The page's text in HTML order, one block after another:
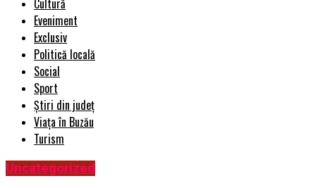
Cultură
Eveniment
Exclusiv
Politică locală
Social
Sport
Știri din județ
Viața în Buzău
Turism
Uncategorized